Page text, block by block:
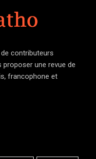
contributeurs
une revue de
francophone et